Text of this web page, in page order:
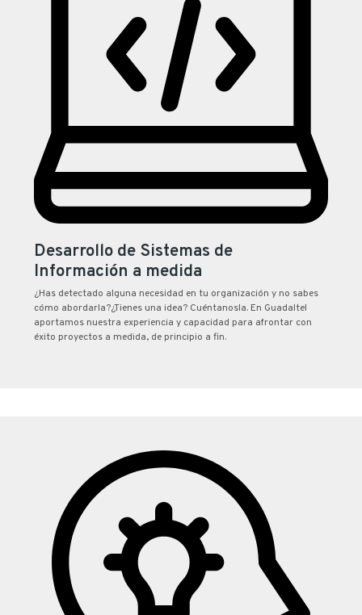
Desarrollo de Sistemas de
Información a medida
¿Has detectado alguna necesidad en tu organización y no sabes
cómo abordarla?¿Tienes una idea? Cuéntanosla. En Guadaltel
aportamos nuestra experiencia y capacidad para afrontar con
éxito proyectos a medida, de principio a fin.